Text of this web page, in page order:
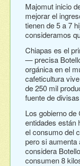
Majomut inicio
mejorar el
tienen de 5 a 7
consideramos
Chiapas es el
— precisa
orgánica en el
cafeticultura
de 250 mil
fuente de
Los gobierno
entidades están
el consumo del
pero si aumenta
considera
consumen 8